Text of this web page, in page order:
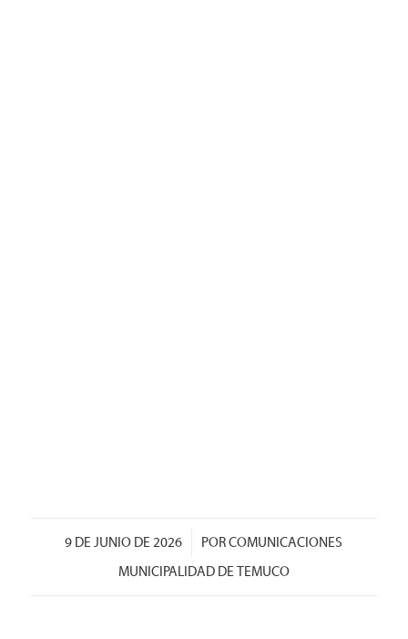
9 DE JUNIO DE 2026
/ PORCOMUNICACIONES
MUNICIPALIDAD DE TEMUCO